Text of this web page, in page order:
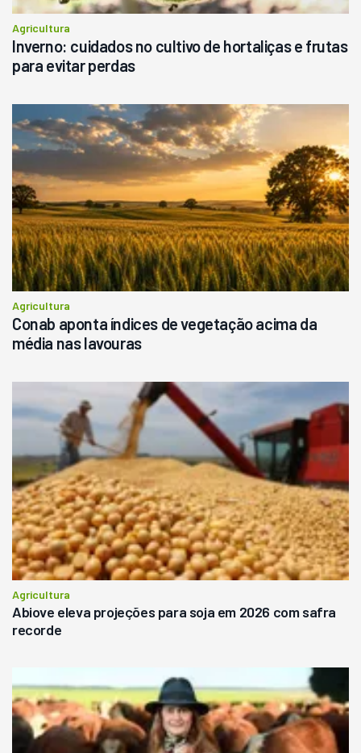
Agricultura
Inverno: cuidados no cultivo de hortaliças e frutas
para evitar perdas
Agricultura
Conab aponta índices de vegetação acima da
média nas lavouras
Agricultura
Abiove eleva projeções para soja em 2026 com safra
recorde